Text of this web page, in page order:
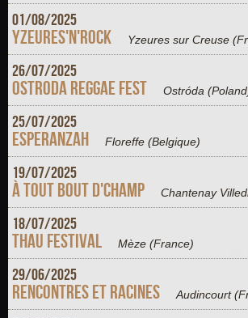
01/08/2025
Yzeures'n'Rock Yzeures sur Creuse
26/07/2025
Ostroda Reggae Fest Ostróda
25/07/2025
Esperanzah Floreffe (Belgique)
19/07/2025
À Tout Bout d'Champ Chantenay
18/07/2025
Thau Festival Mèze (France)
29/06/2025
Rencontres et Racines Audincourt